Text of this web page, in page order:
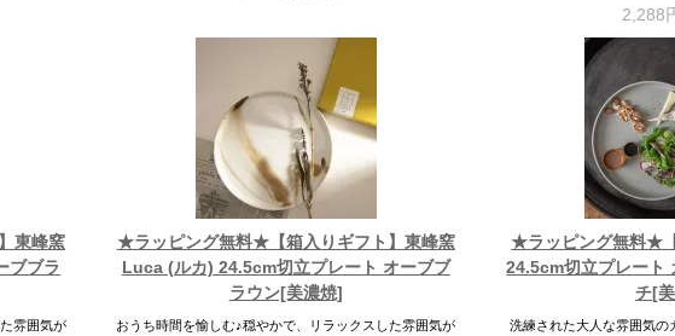
2,288
東峰窯
ブブラ
雰囲気が
★ラッピング無料★【箱入りギフト】東峰窯
Luca (ルカ) 24.5cm切立プレート オーブブ
ラウン[美濃焼]
おうち時間を愉しむ♪穏やかで、リラックスした雰囲気が
★ラッピング無料★
24.5cm切立プレート
チ[
洗練された大人な雰囲気の